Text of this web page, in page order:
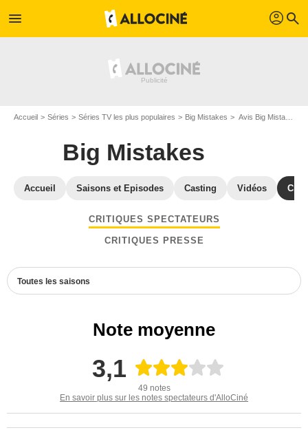
menu profil search
Accueil Séries Séries TV les plus populaires Big Mistakes Avis Big Mistakes
Big Mistakes
Accueil Saisons et Episodes Casting Vidéos
CRITIQUES SPECTATEURS
CRITIQUES PRESSE
Toutes les saisons
Note moyenne
3,1
49 notes
En savoir plus sur les notes spectateurs d'AlloCiné